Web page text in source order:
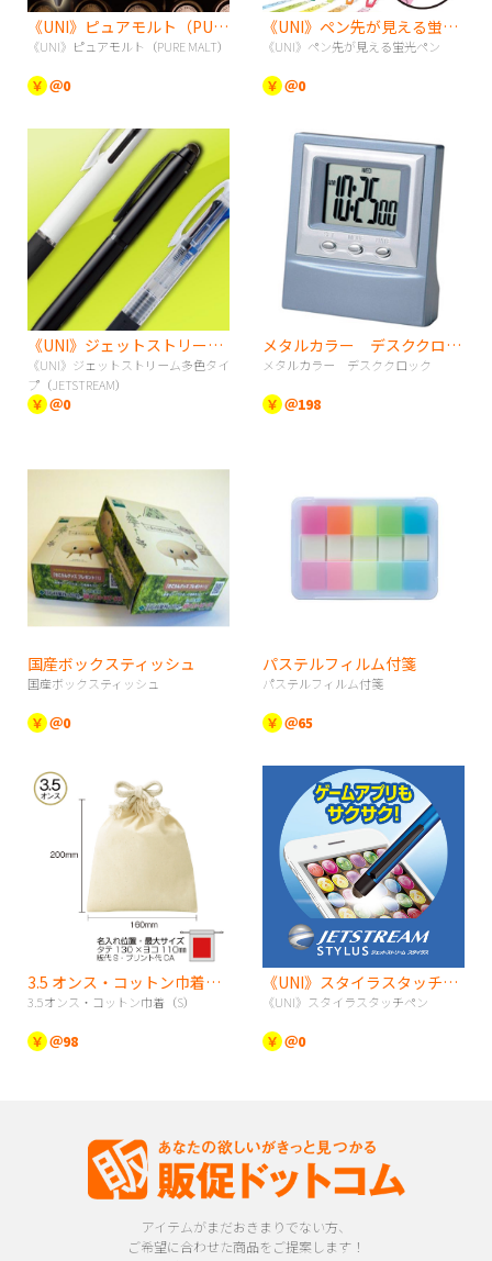
《UNI》ピュアモルト（PURE MALT）
《UNI》ピュアモルト（PURE MALT）
￥ ＠0
《UNI》ペン先が見える蛍光ペン
《UNI》ペン先が見える蛍光ペン
￥ ＠0
《UNI》ジェットストリーム多色タイプ（JETSTREAM）
《UNI》ジェットストリーム多色タイ
プ（JETSTREAM）
￥ ＠0
メタルカラー デスククロック
メタルカラー デスククロック
￥ ＠198
国産ボックスティッシュ
国産ボックスティッシュ
￥ ＠0
パステルフィルム付箋
パステルフィルム付箋
￥ ＠65
3.5 オンス・コットン巾着（S）
3.5オンス・コットン巾着（S）
￥ ＠98
《UNI》スタイラスタッチペン
《UNI》スタイラスタッチペン
￥ ＠0
アイテムがまだおきまりでない方、
ご希望に合わせた商品をご提案します！